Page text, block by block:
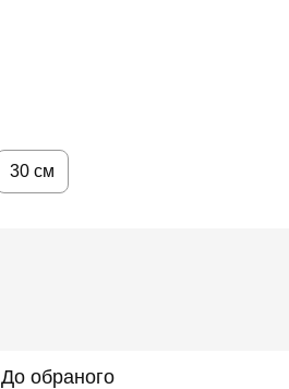
30 см
До обраного